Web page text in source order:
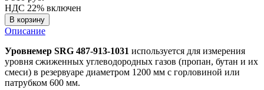
НДС 22% включен
В корзину
Описание
Уровнемер SRG 487-913-1031 используется для измерения
уровня сжиженных углеводородных газов (пропан, бутан и их
смеси) в резервуаре диаметром 1200 мм с горловиной или
патрубком 600 мм.